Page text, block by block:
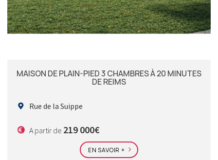
MAISON DE PLAIN-PIED 3 CHAMBRES À 20 MINUTES
DE REIMS
Rue de la Suippe
A partir de 219 000€
EN SAVOIR +